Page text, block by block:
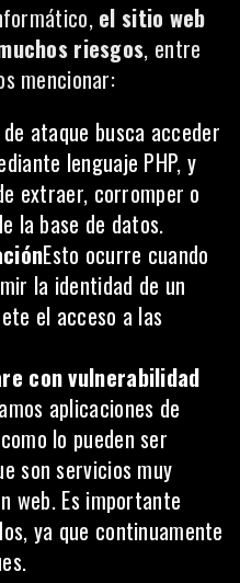
el sitio web
riesgos, entre
mencionar:
ataque busca acceder
lenguaje PHP, y
extraer, corromper o
la base de datos.
Esto ocurre cuando
la identidad de un
el acceso a las
con vulnerabilidad
aplicaciones de
lo pueden ser
son servicios muy
web. Es importante
ya que continuamente